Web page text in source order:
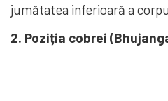
jumătatea inferioară a
2. Poziția cobrei